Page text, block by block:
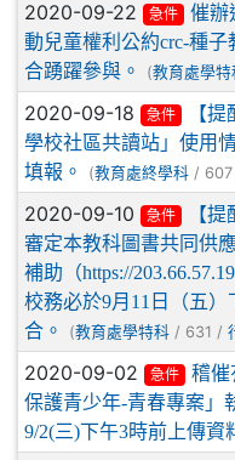
2020-09-22 急件
催辦
動兒童權利公約crc-種
合踴躍參與。
(教育處學特
2020-09-18 急件
【
學校社區共讀站」使用
填報。
(教育處終學科 /
2020-09-10 急件
【
審定本教科圖書共同供
補助（https://
校務必於9月11日（五
合。
(教育處學特科 / 631 /
2020-09-02 急件
稽催
保護青少年-青春專案」
9/2(三)下午3時前上傳資